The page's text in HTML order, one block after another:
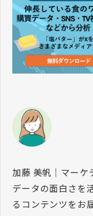
加藤 美帆｜マーケ
データの面白さを
るコンテンツをお